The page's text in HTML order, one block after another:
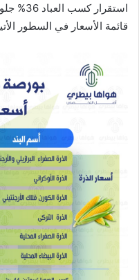
قائمة الأسعار في السطور